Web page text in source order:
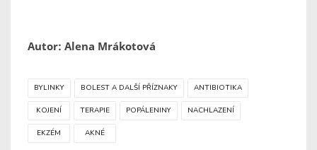
Autor: Alena Mrákotová
BYLINKY BOLEST A DALŠÍ PŘÍZNAKY ANTIBIOTIKA
KOJENÍ TERAPIE POPÁLENINY NACHLAZENÍ
EKZÉM AKNÉ